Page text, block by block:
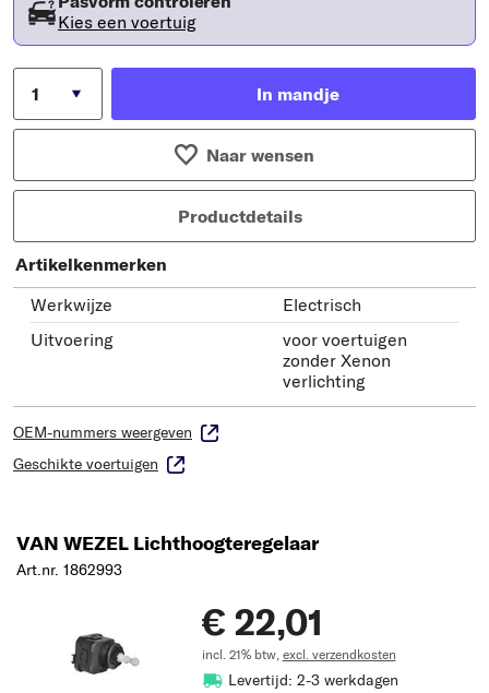
Kies een voertuig
In mandje
Naar wensen
Productdetails
Artikelkenmerken
Werkwijze
Electrisch
Uitvoering
voor voertuigen
zonder Xenon
verlichting
OEM-nummers weergeven
Geschikte voertuigen
VAN WEZEL Lichthoogteregelaar
Art.nr. 1862993
€ 22,01
incl. 21% btw, excl. verzendkosten
Levertijd: 2-3 werkdagen